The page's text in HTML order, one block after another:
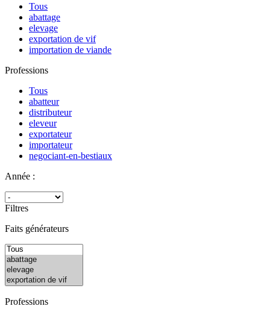
Tous
abattage
elevage
exportation de vif
importation de viande
Professions
Tous
abatteur
distributeur
eleveur
exportateur
importateur
negociant-en-bestiaux
Année :
Filtres
Faits générateurs
Professions